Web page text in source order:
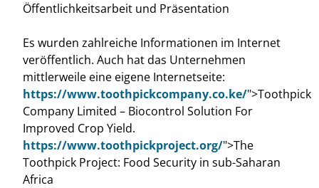
Öffentlichkeitsarbeit und Präsentation
Es wurden zahlreiche Informationen im Internet
veröffentlich. Auch hat das Unternehmen
mittlerweile eine eigene Internetseite:
https://www.toothpickcompany.co.ke/">Toothpick
Company Limited – Biocontrol Solution For
Improved Crop Yield.
https://www.toothpickproject.org/">The
Toothpick Project: Food Security in sub-Saharan
Africa